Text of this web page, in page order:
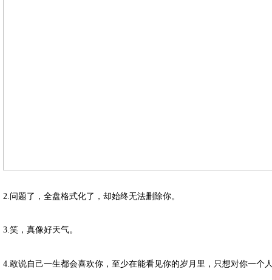
2.问题了，全盘格式化了，却始终无法删除你。
3.笑，真像好天气。
4.敢说自己一生都会喜欢你，至少在能看见你的岁月里，只想对你一个